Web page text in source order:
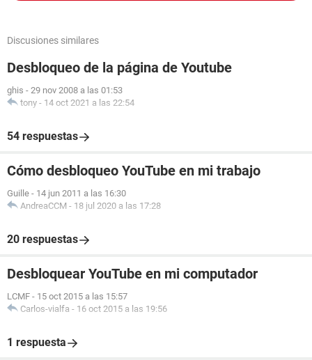
Discusiones similares
Desbloqueo de la página de Youtube
ghis - 29 nov 2008 a las 01:53
tony - 14 oct 2021 a las 22:54
54 respuestas
Cómo desbloqueo YouTube en mi trabajo
Guille - 14 jun 2011 a las 16:30
AndreaCCM - 18 jul 2020 a las 17:28
20 respuestas
Desbloquear YouTube en mi computador
LCMF - 15 oct 2015 a las 15:57
Carlos-vialfa - 16 oct 2015 a las 19:56
1 respuesta